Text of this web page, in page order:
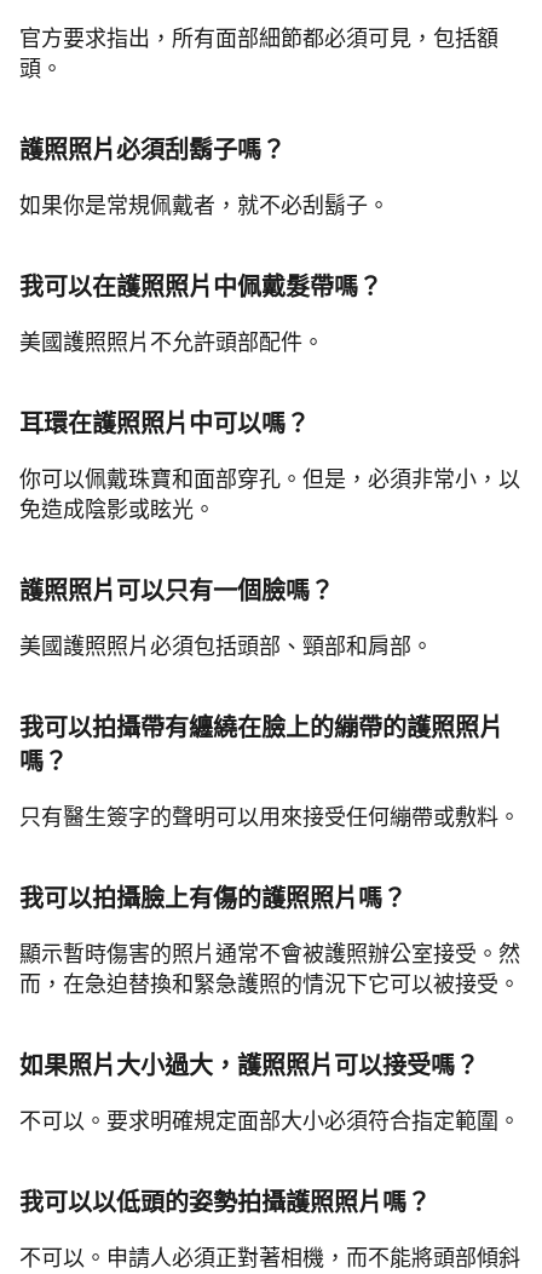
官方要求指出，所有面部細節都必須可見，包括額
頭。
護照照片必須刮鬍子嗎？
如果你是常規佩戴者，就不必刮鬍子。
我可以在護照照片中佩戴髮帶嗎？
美國護照照片不允許頭部配件。
耳環在護照照片中可以嗎？
你可以佩戴珠寶和面部穿孔。但是，必須非常小，以
免造成陰影或眩光。
護照照片可以只有一個臉嗎？
美國護照照片必須包括頭部、頸部和肩部。
我可以拍攝帶有纏繞在臉上的繃帶的護照照片
嗎？
只有醫生簽字的聲明可以用來接受任何繃帶或敷料。
我可以拍攝臉上有傷的護照照片嗎？
顯示暫時傷害的照片通常不會被護照辦公室接受。然
而，在急迫替換和緊急護照的情況下它可以被接受。
如果照片大小過大，護照照片可以接受嗎？
不可以。要求明確規定面部大小必須符合指定範圍。
我可以以低頭的姿勢拍攝護照照片嗎？
不可以。申請人必須正對著相機，而不能將頭部傾斜